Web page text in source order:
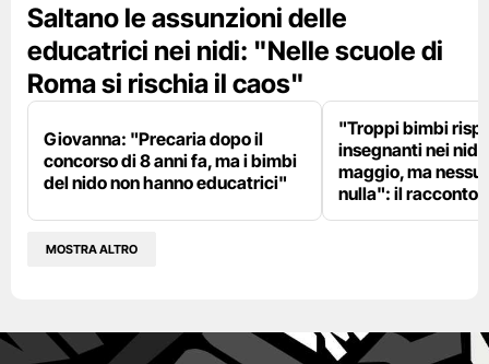
Saltano le assunzioni delle
educatrici nei nidi: "Nelle scuole di
Roma si rischia il caos"
Giovanna: "Precaria dopo il
concorso di 8 anni fa, ma i bimbi
del nido non hanno educatrici"
"Troppi bimbi
insegnanti nei
maggio, ma
nulla": il racconto
MOSTRA ALTRO